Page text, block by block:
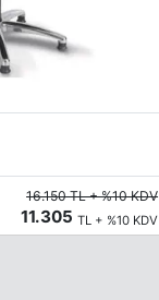
16.150 TL + %10 KDV
11.305TL + %10 KDV